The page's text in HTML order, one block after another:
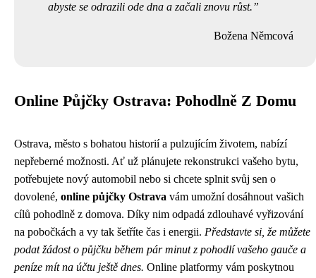
abyste se odrazili ode dna a začali znovu růst.
Božena Němcová
Online Půjčky Ostrava: Pohodlně Z Domu
Ostrava, město s bohatou historií a pulzujícím životem, nabízí
nepřeberné možnosti. Ať už plánujete rekonstrukci vašeho bytu,
potřebujete nový automobil nebo si chcete splnit svůj sen o
dovolené, online půjčky Ostrava vám umožní dosáhnout vašich
cílů pohodlně z domova. Díky nim odpadá zdlouhavé vyřizování
na pobočkách a vy tak šetříte čas i energii. Představte si, že můžete
podat žádost o půjčku během pár minut z pohodlí vašeho gauče a
peníze mít na účtu ještě dnes. Online platformy vám poskytnou